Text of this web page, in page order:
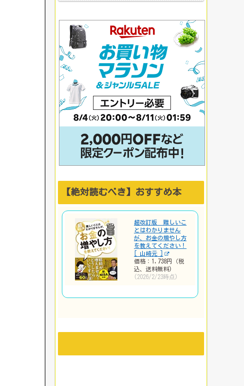
上がる社内イベント成
【絶対読むべき】おすすめ本
超改訂版 難しいこ
とはわかりません
が、お金の増やし方
を教えてください！
[ 山崎元 ]
価格：1,738円（税
込、送料無料)
(2026/2/23時点)